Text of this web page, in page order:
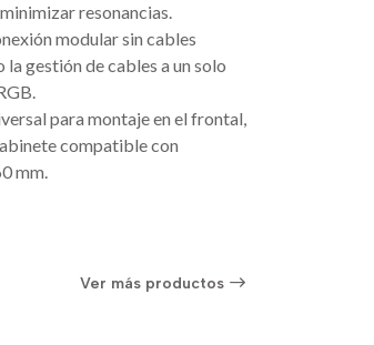
resonancias.
modular sin cables
gestión de cables a un solo
para montaje en el frontal,
compatible con
mm.
Ver más productos